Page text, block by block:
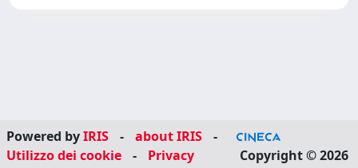
Powered byIRIS - about IRIS
-
Utilizzo dei cookie
- Privacy Copyright © 2026